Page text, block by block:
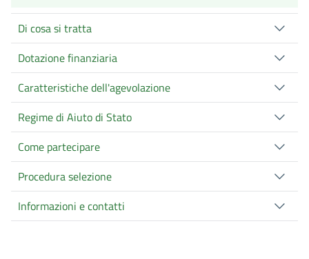
Di cosa si tratta
Dotazione finanziaria
Caratteristiche dell'agevolazione
Regime di Aiuto di Stato
Come partecipare
Procedura selezione
Informazioni e contatti